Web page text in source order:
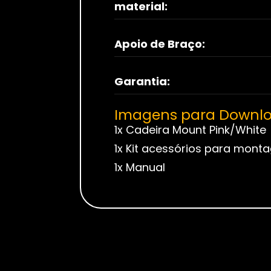
material:
Apoio de Braço:
Garantia:
Imagens para
1x Cadeira Mount Pink/White
1x Kit acessórios para
1x Manual